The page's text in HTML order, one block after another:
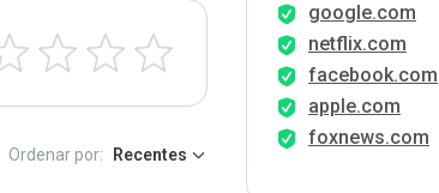
Ordenar por: Recentes
google.com
netflix.com
facebook.com
apple.com
foxnews.com